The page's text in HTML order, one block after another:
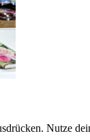
Nutze